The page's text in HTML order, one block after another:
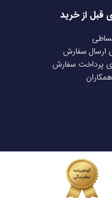
قبل از خرید
ارسال سفارش
پرداخت سفارش